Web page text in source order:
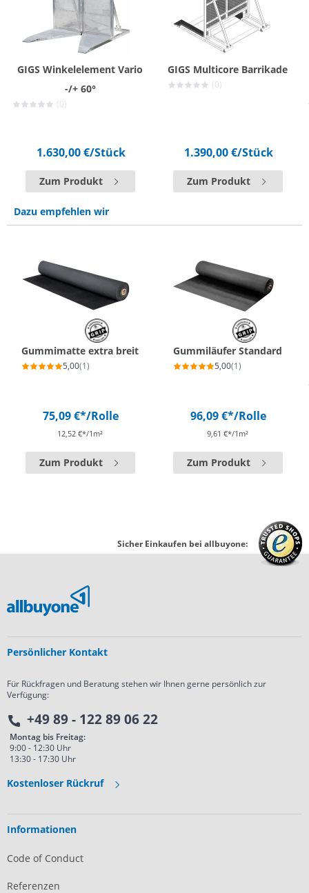
GIGS Winkelelement Vario
-/+ 60°
(0)
1.630,00 €/Stück
Zum Produkt
GIGS Multicore Barrikade
(0)
1.390,00 €/Stück
Zum Produkt
Dazu empfehlen wir
Gummimatte extra breit
5,00(1)
75,09 €*/Rolle
12,52 €*/1m²
Zum Produkt
Gummiläufer Standard
5,00(1)
96,09 €*/Rolle
9,61 €*/1m²
Zum Produkt
Sicher Einkaufen bei allbuyone:
Persönlicher Kontakt
Für Rückfragen und Beratung stehen wir Ihnen gerne persönlich zur
Verfügung:
+49 89 - 122 89 06 22
Montag bis Freitag:
9:00 - 12:30 Uhr
13:30 - 17:30 Uhr
Kostenloser Rückruf
Informationen
Code of Conduct
Referenzen